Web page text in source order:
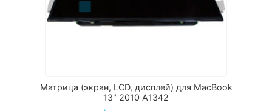
Матрица (экран, LCD, дисплей) для MacBook
13" 2010 A1342